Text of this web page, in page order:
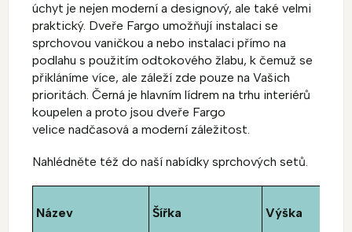
úchyt je nejen moderní a designový, ale také velmi
praktický. Dveře Fargo umožňují instalaci se
sprchovou vaničkou a nebo instalaci přímo na
podlahu s použitím odtokového žlabu, k čemuž se
přikláníme více, ale záleží zde pouze na Vašich
prioritách. Černá je hlavním lídrem na trhu interiérů
koupelen a proto jsou dveře Fargo
velice nadčasová a moderní záležitost.
Nahlédněte též do naší nabídky sprchových setů.
Název Šířka Výška